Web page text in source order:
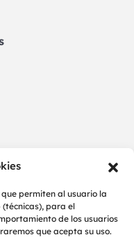
permiten al usuario la
para el
de los usuarios
que acepta su uso.